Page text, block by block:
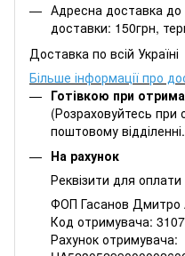
Адресна доставка до
доставки: 150грн,
Доставка по всій Україні
Більше інформації про
Готівкою при
(Розраховуйтесь при
поштовому
На рахунок
Реквізити для оплати
ФОП Гасанов Дмитро
Код отримувача:
Рахунок отримувача: